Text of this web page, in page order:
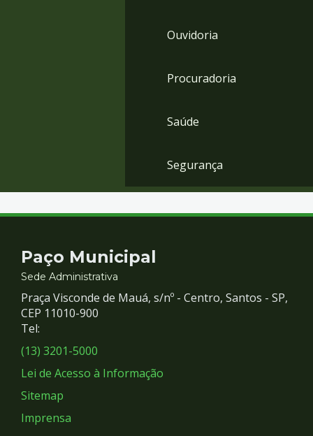
Ouvidoria
Procuradoria
Saúde
Segurança
Contato
e
Redes
Sociais
Paço Municipal
Sede Administrativa
Praça Visconde de Mauá, s/nº - Centro, Santos - SP,
CEP 11010-900
Tel:
(13) 3201-5000
Lei de Acesso à Informação
Sitemap
Imprensa